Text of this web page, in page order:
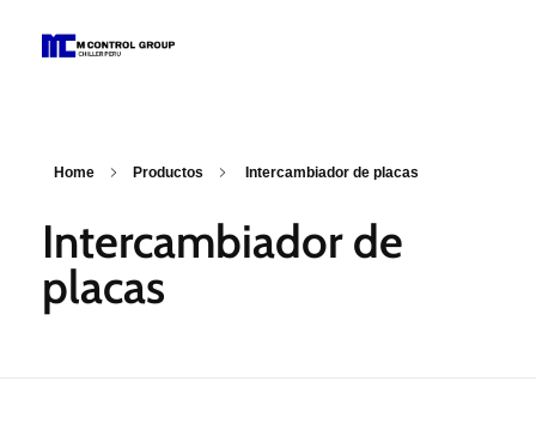
Home Productos Intercambiador de placas
Intercambiador de
placas